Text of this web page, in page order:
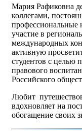
Мария Рафиковна
коллегами,
участие в
международных
активную
студентов с целью
правового
Российского
Любит
вдохновляет на
обогащение своих